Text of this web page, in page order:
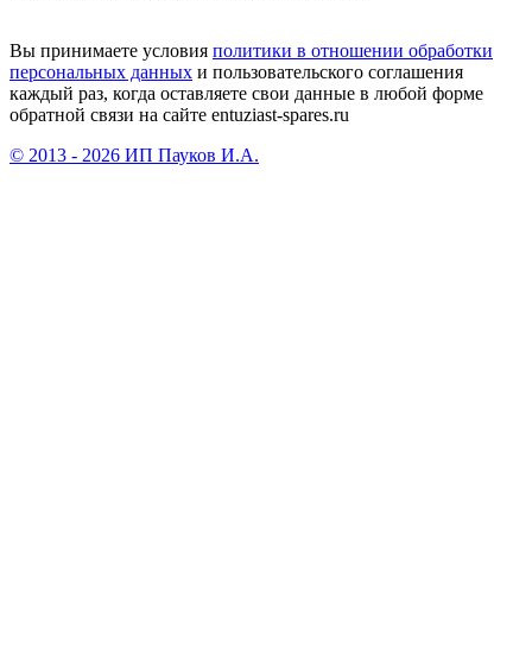
Вы принимаете условия политики в отношении обработки
персональных данных и пользовательского соглашения
каждый раз, когда оставляете свои данные в любой форме
обратной связи на сайте entuziast-spares.ru
© 2013 - 2026 ИП Пауков И.А.